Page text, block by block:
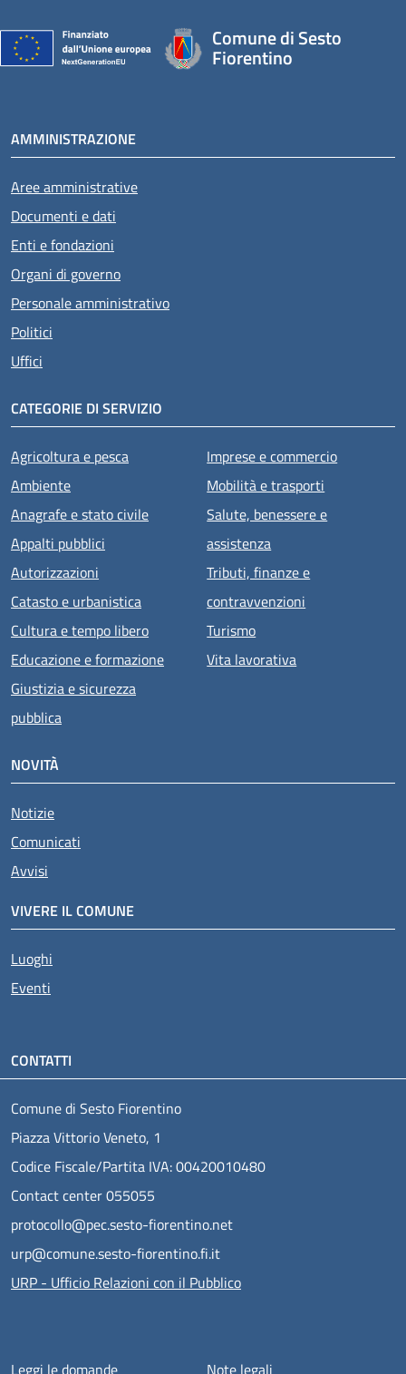
Comune di Sesto
Fiorentino
AMMINISTRAZIONE
Aree amministrative
Documenti e dati
Enti e fondazioni
Organi di governo
Personale amministrativo
Politici
Uffici
CATEGORIE DI SERVIZIO
Agricoltura e pesca
Ambiente
Anagrafe e stato civile
Appalti pubblici
Autorizzazioni
Catasto e urbanistica
Cultura e tempo libero
Educazione e formazione
Giustizia e sicurezza
pubblica
Imprese e commercio
Mobilità e trasporti
Salute, benessere e
assistenza
Tributi, finanze e
contravvenzioni
Turismo
Vita lavorativa
NOVITÀ
Notizie
Comunicati
Avvisi
VIVERE IL COMUNE
Luoghi
Eventi
CONTATTI
Comune di Sesto Fiorentino
Piazza Vittorio Veneto, 1
Codice Fiscale/Partita IVA: 00420010480
Contact center 055055
protocollo@pec.sesto-fiorentino.net
urp@comune.sesto-fiorentino.fi.it
URP - Ufficio Relazioni con il Pubblico
Leggi le domande Note legali